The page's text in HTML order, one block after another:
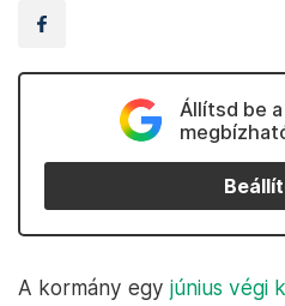
Állítsd be
A kormány egy június végi